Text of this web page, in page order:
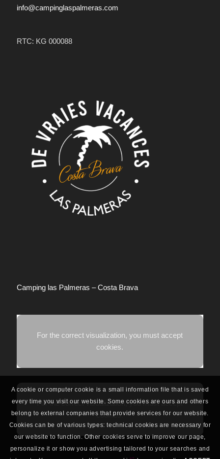
info@campinglaspalmeras.com
RTC: KG 000088
Camping las Palmeras – Costa Brava
For the correct visualization, you must accept
cookies.
For the correct visualization, you must accept
cookies.
A cookie or computer cookie is a small information file that is saved
every time you visit our website. Some cookies are ours and others
belong to external companies that provide services for our website.
Cookies can be of various types: technical cookies are necessary for
our website to function. Other cookies serve to improve our page,
personalize it or show you advertising tailored to your searches and